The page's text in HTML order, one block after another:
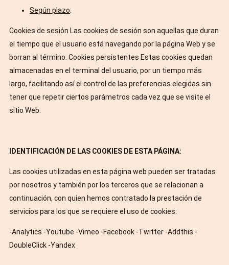
Según plazo:
Cookies de sesión Las cookies de sesión son aquellas que duran
el tiempo que el usuario está navegando por la página Web y se
borran al término. Cookies persistentes Estas cookies quedan
almacenadas en el terminal del usuario, por un tiempo más
largo, facilitando así el control de las preferencias elegidas sin
tener que repetir ciertos parámetros cada vez que se visite el
sitio Web.
IDENTIFICACIÓN DE LAS COOKIES DE ESTA PÁGINA:
Las cookies utilizadas en esta página web pueden ser tratadas
por nosotros y también por los terceros que se relacionan a
continuación, con quien hemos contratado la prestación de
servicios para los que se requiere el uso de cookies:
-Analytics -Youtube -Vimeo -Facebook -Twitter -Addthis -
DoubleClick -Yandex